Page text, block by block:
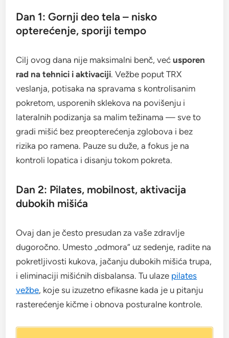
Dan 1: Gornji deo tela – nisko
opterećenje, sporiji tempo
Cilj ovog dana nije maksimalni benč, većusporen
rad na tehnici i aktivaciji. Vežbe poput TRX
veslanja, potisaka na spravama s kontrolisanim
pokretom, usporenih sklekova na povišenju i
lateralnih podizanja sa malim težinama — sve to
gradi mišić bez preopterećenja zglobova i bez
rizika po ramena. Pauze su duže, a fokus je na
kontroli lopatica i disanju tokom pokreta.
Dan 2: Pilates, mobilnost, aktivacija
dubokih mišića
Ovaj dan je često presudan za vaše zdravlje
dugoročno. Umesto „odmora“ uz sedenje, radite na
pokretljivosti kukova, jačanju dubokih mišića trupa,
i eliminaciji mišićnih disbalansa. Tu ulaze pilates
vežbe, koje su izuzetno efikasne kada je u pitanju
rasterećenje kičme i obnova posturalne kontrole.